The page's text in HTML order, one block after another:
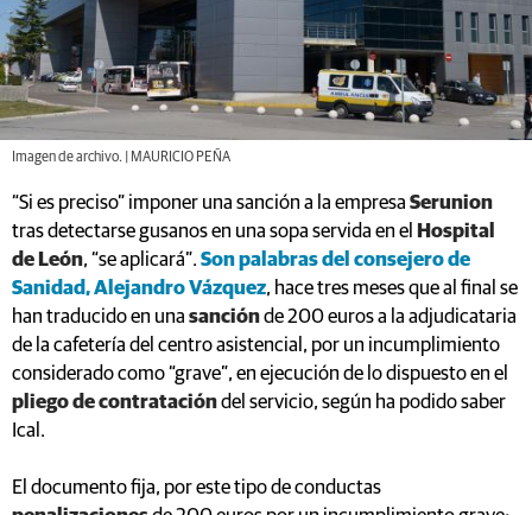
Imagen de archivo. | MAURICIO PEÑA
“Si es preciso” imponer una sanción a la empresa Serunion
tras detectarse gusanos en una sopa servida en el
Hospital
de León, “se aplicará”. Son palabras del consejero de
Sanidad, Alejandro Vázquez, hace tres meses que al final se
han traducido en una sanciónde 200 euros a la adjudicataria
de la cafetería del centro asistencial, por un incumplimiento
considerado como “grave”, en ejecución de lo dispuesto en el
pliego de contratacióndel servicio, según ha podido saber
Ical.
El documento fija, por este tipo de conductas